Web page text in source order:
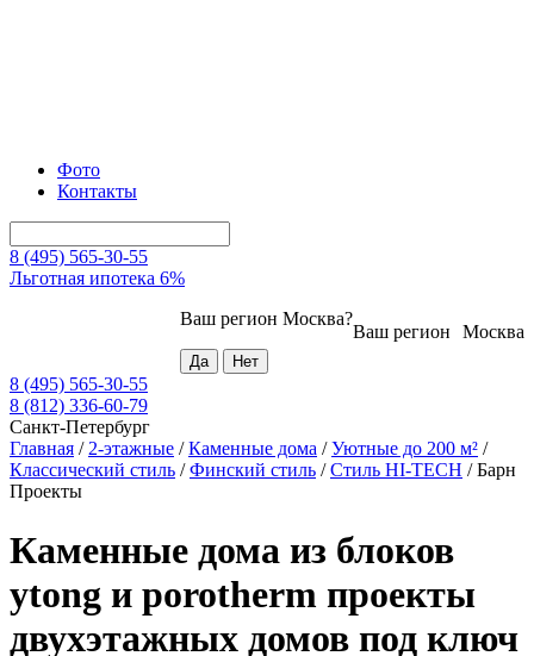
Фото
Контакты
8 (495) 565-30-55
Льготная ипотека 6%
Москва
Ваш регион
Ваш регион Москва?
8 (495) 565-30-55
8 (812) 336-60-79
Санкт-Петербург
Главная / 2-этажные /Каменные дома /Уютные до 200 м² /
Классический стиль /Финский стиль /Стиль HI-TECH /Барн
Проекты
Каменные дома из блоков
ytong и porotherm проекты
двухэтажных домов под ключ